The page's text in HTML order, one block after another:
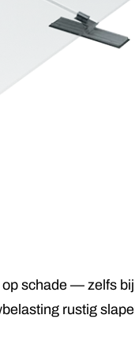
op schade — zelfs bij
rustig